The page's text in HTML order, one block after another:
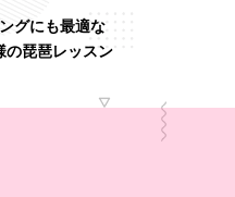
グにも最適な
の琵琶レッスン